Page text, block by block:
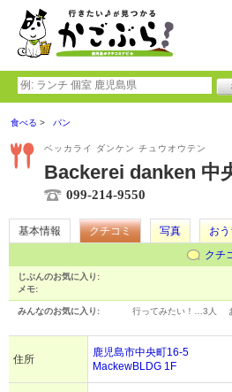
食べる パン
ベッカライ ダンケン チュウオウテン
Backerei danken 中
099-214-9550
基本情報 クチコミ 写真
お
クチ
じぶんのお気に入り:
メモ:
みんなのお気に入り: 行ってみたい！… 3人
住所
鹿児島市中央町16-5
MackewBLDG 1F